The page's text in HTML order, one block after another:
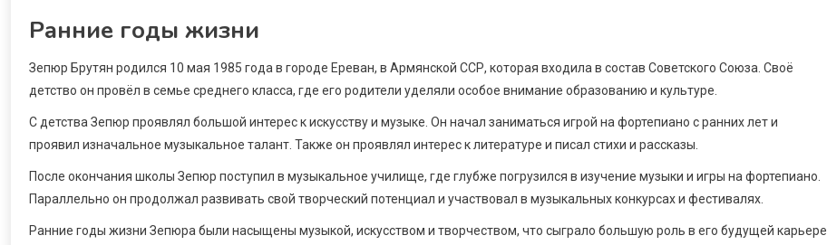
Ранние годы жизни
Зепюр Брутян родился 10 мая 1985 года в городе Ереван, в Армянской ССР, которая входила в состав Советского Союза. Своё
детство он провёл в семье среднего класса, где его родители уделяли особое внимание образованию и культуре.
С детства Зепюр проявлял большой интерес к искусству и музыке. Он начал заниматься игрой на фортепиано с ранних лет и
проявил изначальное музыкальное талант. Также он проявлял интерес к литературе и писал стихи и рассказы.
После окончания школы Зепюр поступил в музыкальное училище, где глубже погрузился в изучение музыки и игры на фортепиано.
Параллельно он продолжал развивать свой творческий потенциал и участвовал в музыкальных конкурсах и фестивалях.
Ранние годы жизни Зепюра были насыщены музыкой, искусством и творчеством, что сыграло большую роль в его будущей карьере